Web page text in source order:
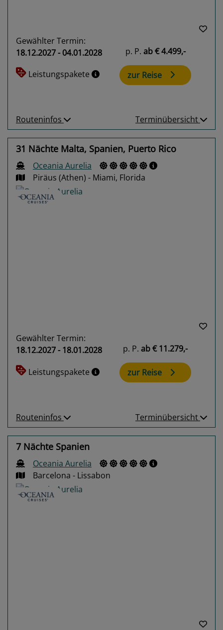
Gewählter Termin:
18.12.2027 - 04.01.2028
Leistungspakete
p. P. ab€ 4.499,-
zur Reise
Routeninfos Terminübersicht
31 Nächte Malta, Spanien, Puerto Rico
Oceania Aurelia
Piräus (Athen) - Miami, Florida
Gewählter Termin:
18.12.2027 - 18.01.2028
Leistungspakete
p. P. ab€ 11.279,-
zur Reise
Routeninfos Terminübersicht
7 Nächte Spanien
Oceania Aurelia
Barcelona - Lissabon